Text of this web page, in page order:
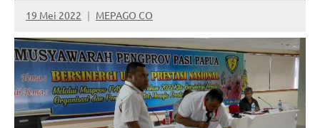
19 Mei 2022 MEPAGO CO
No
comments